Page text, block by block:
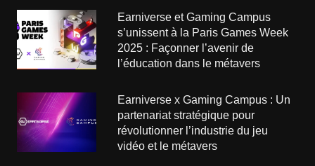
Earniverse et Gaming Campus
s’unissent à la Paris Games Week
2025 : Façonner l’avenir de
l’éducation dans le métavers
Earniverse x Gaming Campus : Un
partenariat stratégique pour
révolutionner l’industrie du jeu
vidéo et le métavers